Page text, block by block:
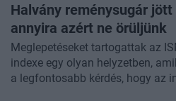
Halvány reménysugár jött
annyira azért ne örüljünk
Meglepetéseket tartogattak az
indexe egy olyan helyzetben,
a legfontosabb kérdés, hogy az